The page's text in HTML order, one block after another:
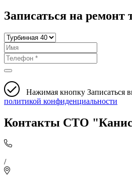
Записаться на ремонт
Нажимая кнопку Записаться
политикой конфиденциальности
Контакты СТО
/